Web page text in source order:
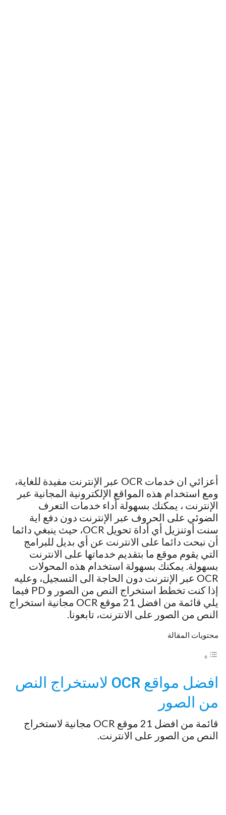
أعزائي ان خدمات OCR عبر الإنترنت مفيدة للغاية،
ومع استخدام هذه المواقع الإلكترونية المجانية عبر
الإنترنت ، يمكنك بسهولة أداء خدمات التعرف
الضوئي على الحروف عبر الإنترنت دون دفع اية
سنت أوتنزيل أي أداة تحويل OCR، حيث ينبغي دائما
أن نبحت دائما على الانترنت عن أي بديل للبرامج
التي يقوم موقع ما بتقديم خدماتها على الانترنت
بسهولة. يمكنك بسهولة استخدام هذه المحولات
OCR عبر الإنترنت دون الحاجة الى التسجيل، وعليه
إذا كنت تخطط استخراج النص من الصور و PD فيما
يلي قائمة من افضل 21 موقع OCR مجانية استخراج
النص من الصور على الانترنت، تابعونا.
محتويات المقالة
افضل مواقع OCR لاستخراج النص
من الصور
قائمة من افضل 21 موقع OCR مجانية لاستخراج
النص من الصور على الانترنت.